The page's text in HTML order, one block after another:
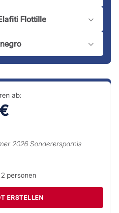
Flottille
ab:
2026Sonderersparnis
2personen
ERSTELLEN